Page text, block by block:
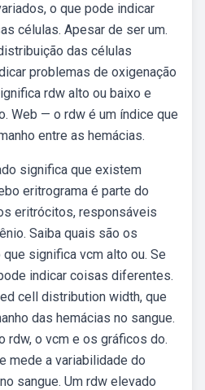
o que pode indicar
células. Apesar de ser um.
das células
problemas de oxigenação
rdw alto ou baixo e
Web — o rdw é um índice que
entre as hemácias.
significa que existem
eritrograma é parte do
eritrócitos, responsáveis
Saiba quais são os
significa vcm alto ou. Se
indicar coisas diferentes.
cell distribution width, que
das hemácias no sangue.
rdw, o vcm e os gráficos do.
mede a variabilidade do
sangue. Um rdw elevado